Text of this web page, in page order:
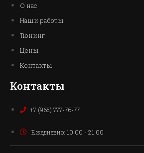
О нас
Наши работы
Тюнинг
Цены
Контакты
Контакты
+7 (965) 777-76-77
Ежедневно: 10:00 - 21:00